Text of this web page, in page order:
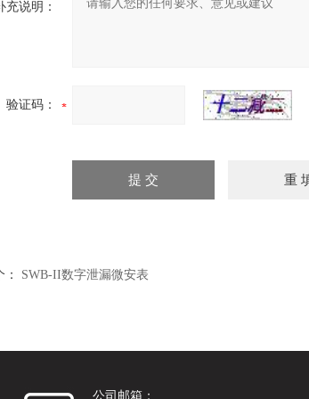
充说明：
验证码：
SWB-II数字泄漏微安表
公司邮箱：